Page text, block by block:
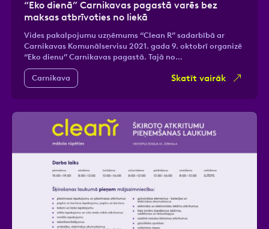
“Eko dienā” Carnikavas pagastā varēs bez
maksas atbrīvoties no liekā
Vides pakalpojumu uzņēmums “Clean R” sadarbībā ar
Carnikavas Komunālservisu 2021. gada 9. oktobrī organizē
“Eko dienu” Carnikavas pagastā. Tajā no…
Carnikava Skatīt vairāk